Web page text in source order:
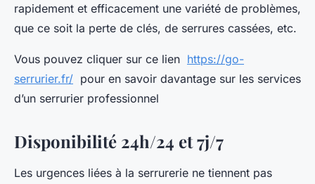
rapidement et efficacement une variété de problèmes,
que ce soit la perte de clés, de serrures cassées, etc.
Vous pouvez cliquer sur ce lien https://go-
serrurier.fr/ pour en savoir davantage sur les services
d’un serrurier professionnel
Disponibilité 24h/24 et 7j/7
Les urgences liées à la serrurerie ne tiennent pas